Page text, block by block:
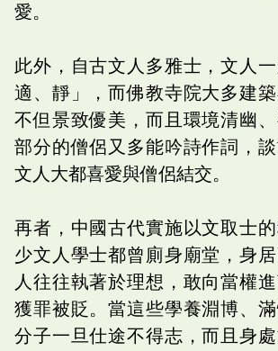
愛。
此外，自古文人多雅士，文人一
適、靜」，而佛教寺院大多建築
不但景致優美，而且環境清幽
部分的僧侶又多能吟詩作詞，
文人大都喜愛與僧侶結交。
再者，中國古代實施以文取士
少文人學士都曾廁身廟堂，身
人往往執著於理想，敢向當權
獲罪被貶。當這些學養淵博、
分子一旦仕途不得志，而且身